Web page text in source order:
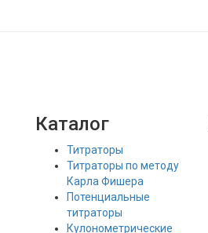
Каталог
Титраторы
Титраторы по методу
Карла Фишера
Потенциальные
титраторы
Кулонометрические